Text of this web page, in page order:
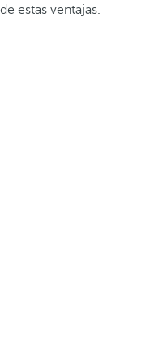
de estas ventajas.